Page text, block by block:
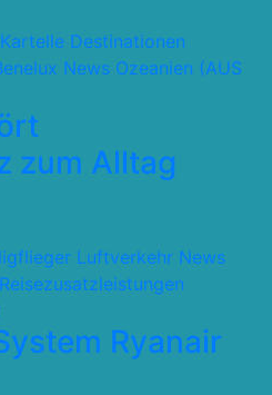
Destinationen
News Ozeanien (AUS
zum Alltag
Luftverkehr News
Reisezusatzleistungen
Ryanair